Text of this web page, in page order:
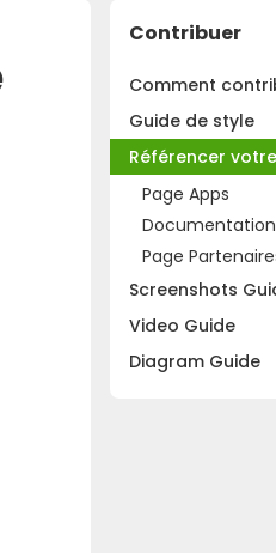
Contribuer
Comment
Guide de style
Référencer
Page Apps
Page
Screenshots
Video Guide
Diagram Guide